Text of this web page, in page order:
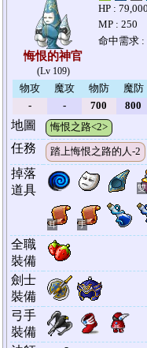
悔恨的神官
(Lv 109)
HP : 79,000
MP : 250
命中需求 :
物攻 魔攻 物防 魔防
-
- 700 800
地圖 悔恨之路<2>
任務 踏上悔恨之路的人-2
掉落
道具
雙
耳 手
全職
裝備
劍士
裝備
弓手
裝備